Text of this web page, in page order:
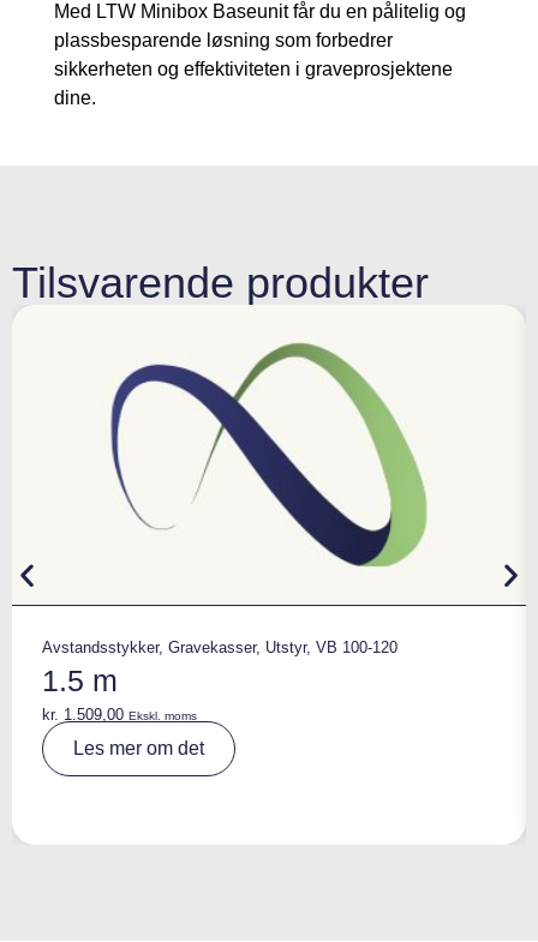
Med LTW Minibox Baseunit får du en pålitelig og
plassbesparende løsning som forbedrer
sikkerheten og effektiviteten i graveprosjektene
dine.
Tilsvarende produkter
Avstandsstykker, Gravekasser, Utstyr, VB 100-120
1.5 m
kr. 1.509,00 Ekskl. moms
Les mer om det